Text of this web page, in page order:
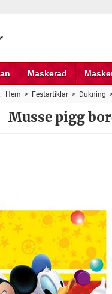
Maskerad
Hem > Festartiklar > Dukning
Musse pigg